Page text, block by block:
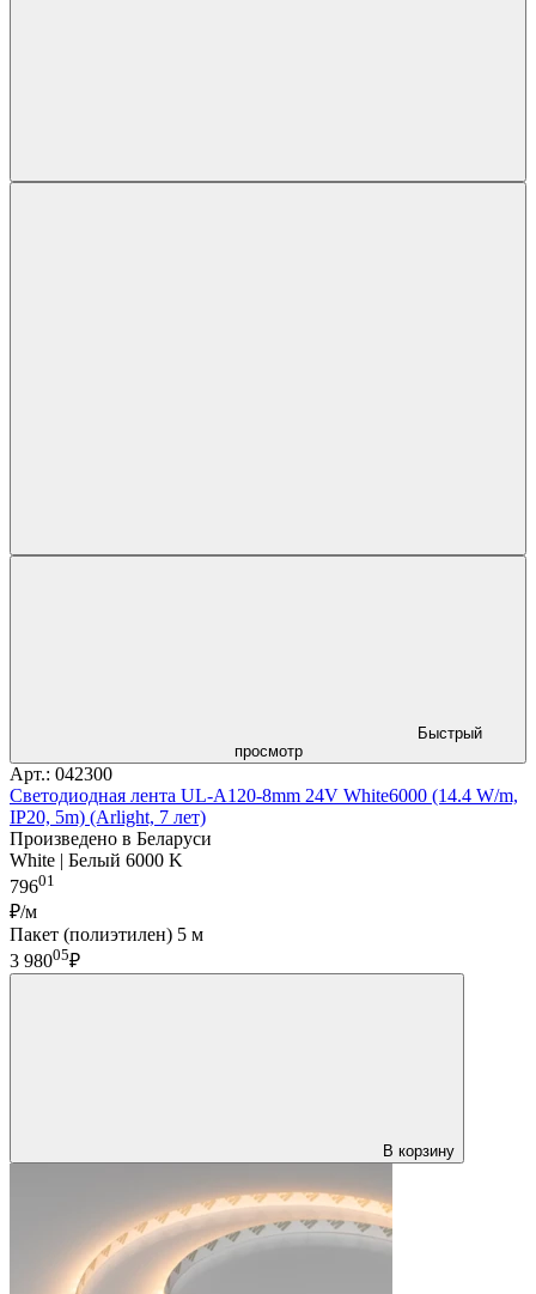
Быстрый
просмотр
Арт.: 042300
Светодиодная лента UL-A120-8mm 24V White6000 (14.4 W/m,
IP20, 5m) (Arlight, 7 лет)
Произведено в Беларуси
White | Белый 6000 K
79601
₽/м
Пакет (полиэтилен) 5 м
3 98005₽
В корзину